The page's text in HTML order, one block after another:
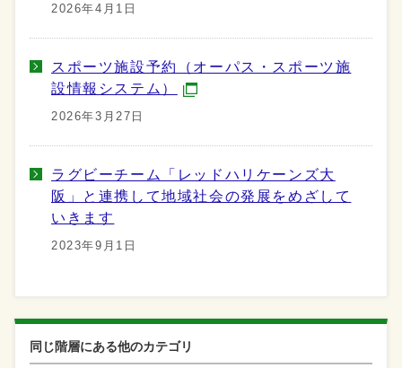
2026年4月1日
スポーツ施設予約（オーパス・スポーツ施
設情報システム）
2026年3月27日
ラグビーチーム「レッドハリケーンズ大
阪」と連携して地域社会の発展をめざして
いきます
2023年9月1日
同じ階層にある他のカテゴリ